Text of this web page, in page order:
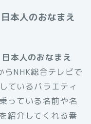
本人のおなまえ
本人のおなまえ
NHK総合テレビで
ているバラエティ
っている名前や名
紹介してくれる番